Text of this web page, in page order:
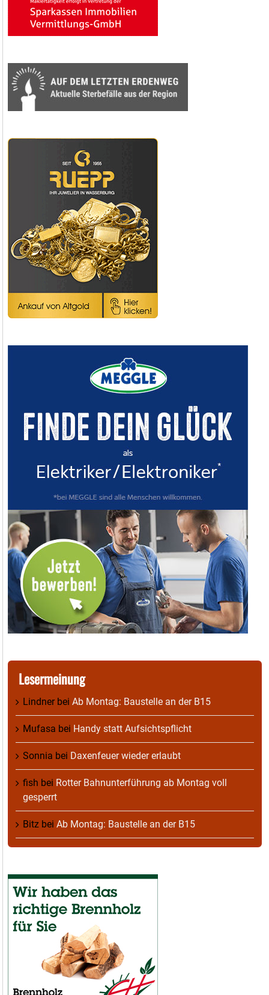
Lesermeinung
Lindnerbei Ab Montag: Baustelle an der B15
Mufasa bei Handy statt Aufsichtspflicht
Sonnia bei Daxenfeuer wieder erlaubt
fish bei Rotter Bahnunterführung ab Montag voll
gesperrt
Bitz bei Ab Montag: Baustelle an der B15